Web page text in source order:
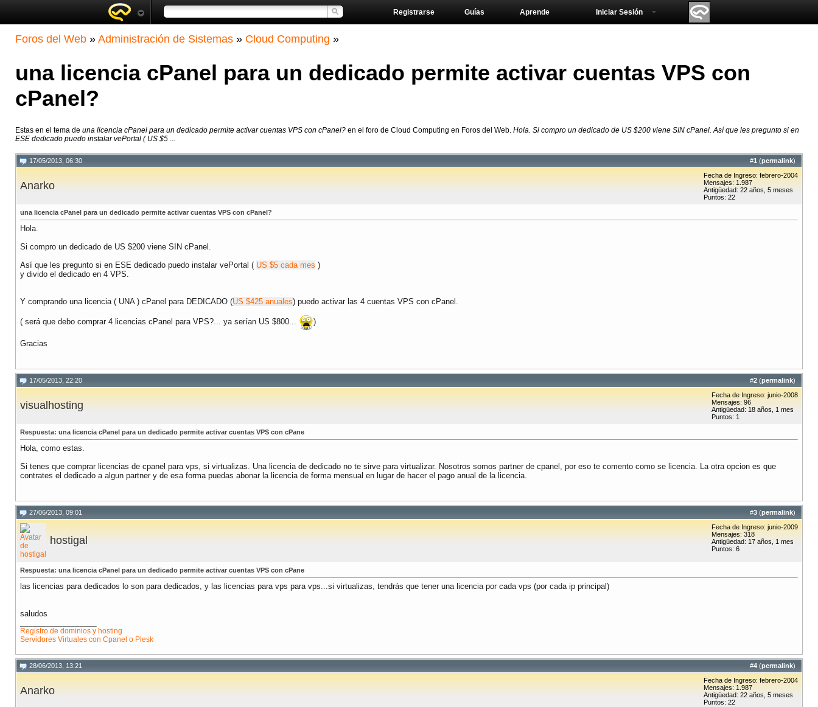
Aprende
Guías
Registrarse Iniciar Sesión
Foros del Web » Administración de Sistemas » Cloud Computing »
una licencia cPanel para un dedicado permite activar cuentas VPS con
cPanel?
Estas en el tema de una licencia cPanel para un dedicado permite activar cuentas VPS con cPanel? en el foro de Cloud Computing en Foros del Web. Hola. Si compro un dedicado de US $200 viene SIN cPanel. Así que les pregunto si en
ESE dedicado puedo instalar vePortal ( US $5 ...
#1 (permalink)
17/05/2013, 06:30
Anarko
Fecha de Ingreso: febrero-2004
Mensajes: 1.987
Antigüedad: 22 años, 5 meses
Puntos: 22
una licencia cPanel para un dedicado permite activar cuentas VPS con cPanel?
Hola.
Si compro un dedicado de US $200 viene SIN cPanel.
Así que les pregunto si en ESE dedicado puedo instalar vePortal ( US $5 cada mes )
y divido el dedicado en 4 VPS.
Y comprando una licencia ( UNA ) cPanel para DEDICADO (US $425 anuales) puedo activar las 4 cuentas VPS con cPanel.
( será que debo comprar 4 licencias cPanel para VPS?... ya serían US $800... )
Gracias
#2 (permalink)
17/05/2013, 22:20
visualhosting
Fecha de Ingreso: junio-2008
Mensajes: 96
Antigüedad: 18 años, 1 mes
Puntos: 1
Respuesta: una licencia cPanel para un dedicado permite activar cuentas VPS con cPane
Hola, como estas.
Si tenes que comprar licencias de cpanel para vps, si virtualizas. Una licencia de dedicado no te sirve para virtualizar. Nosotros somos partner de cpanel, por eso te comento como se licencia. La otra opcion es que
contrates el dedicado a algun partner y de esa forma puedas abonar la licencia de forma mensual en lugar de hacer el pago anual de la licencia.
#3 (permalink)
27/06/2013, 09:01
hostigal
Fecha de Ingreso: junio-2009
Mensajes: 318
Antigüedad: 17 años, 1 mes
Puntos: 6
Respuesta: una licencia cPanel para un dedicado permite activar cuentas VPS con cPane
las licencias para dedicados lo son para dedicados, y las licencias para vps para vps...si virtualizas, tendrás que tener una licencia por cada vps (por cada ip principal)
saludos
Registro de dominios y hosting
Servidores Virtuales con Cpanel o Plesk
#4 (permalink)
28/06/2013, 13:21
Anarko
Fecha de Ingreso: febrero-2004
Mensajes: 1.987
Antigüedad: 22 años, 5 meses
Puntos: 22